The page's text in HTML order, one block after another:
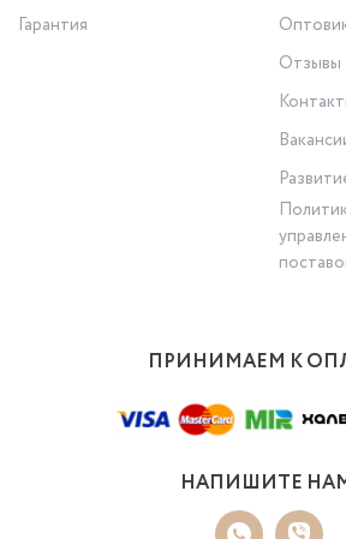
Гарантия
Отзывы
ПРИНИМАЕМ К
НАПИШИТЕ